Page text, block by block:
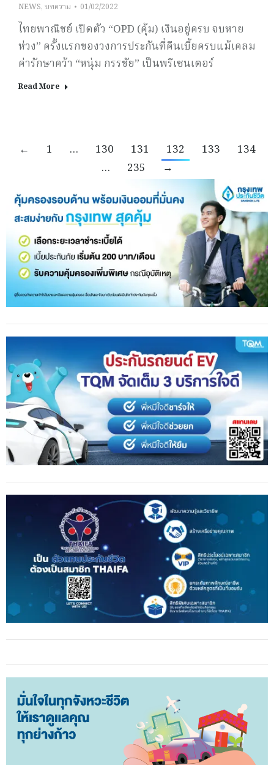
NEWS, บทความ 01/02/2022
ไทยพาณิชย์ เปิดตัว “OPD (คุ้ม) เงินอยู่ครบ จบหาย
ห่วง” ครั้งแรกของวงการประกันที่คืนเบี้ยครบแม้เคลม
ค่ารักษาคว้า “หนุ่ม กรรชัย” เป็นพรีเซนเตอร์
Read More
← 1 … 130 131 132 133
134
…
235 →